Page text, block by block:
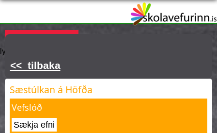
main
lykilorð
Þú ert hér
<< tilbaka
Sæstúlkan á Höfða
Vefslóð
Sækja efni